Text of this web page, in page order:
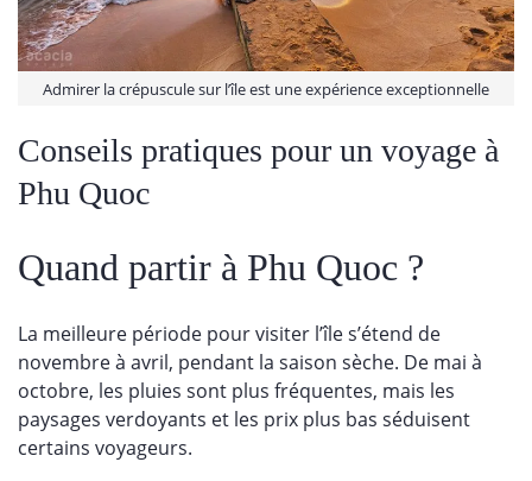
Admirer la crépuscule sur l’île est une expérience exceptionnelle
Conseils pratiques pour un voyage à
Phu Quoc
Quand partir à Phu Quoc ?
La meilleure période pour visiter l’île s’étend de
novembre à avril, pendant la saison sèche. De mai à
octobre, les pluies sont plus fréquentes, mais les
paysages verdoyants et les prix plus bas séduisent
certains voyageurs.